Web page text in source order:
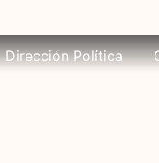
Dirección Política